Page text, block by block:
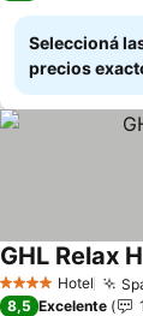
Seleccioná
precios
4 EstrellasHotel
GHL Relax
8,5 Excelente